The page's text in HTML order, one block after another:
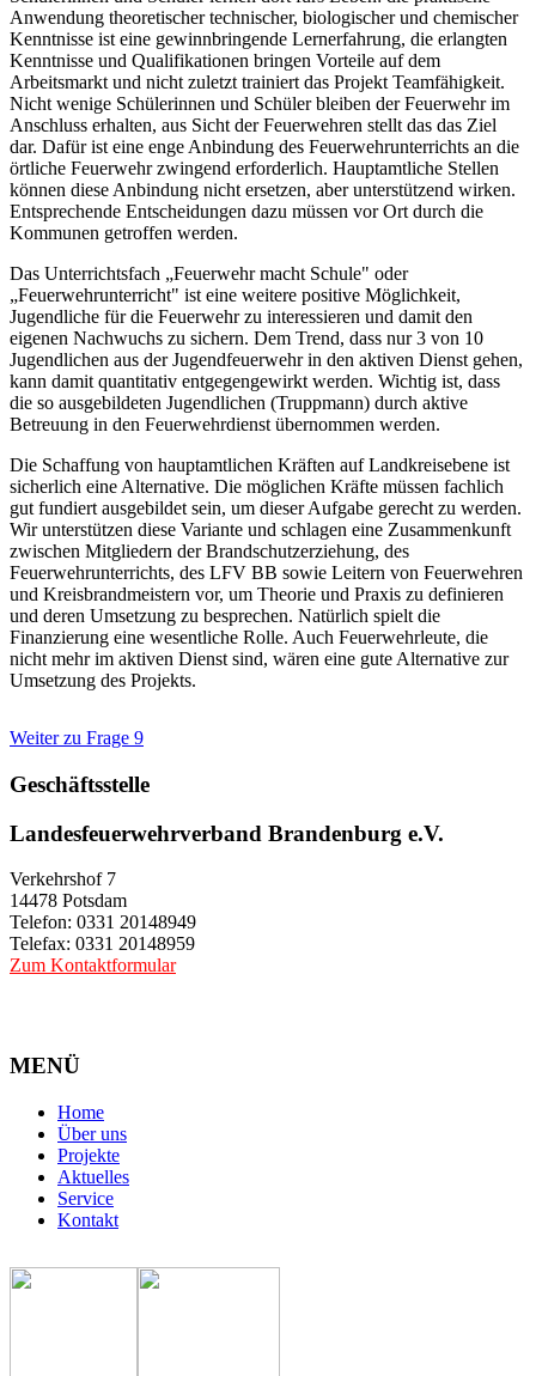
Anwendung theoretischer technischer, biologischer und chemischer
Kenntnisse ist eine gewinnbringende Lernerfahrung, die erlangten
Kenntnisse und Qualifikationen bringen Vorteile auf dem
Arbeitsmarkt und nicht zuletzt trainiert das Projekt Teamfähigkeit.
Nicht wenige Schülerinnen und Schüler bleiben der Feuerwehr im
Anschluss erhalten, aus Sicht der Feuerwehren stellt das das Ziel
dar. Dafür ist eine enge Anbindung des Feuerwehrunterrichts an die
örtliche Feuerwehr zwingend erforderlich. Hauptamtliche Stellen
können diese Anbindung nicht ersetzen, aber unterstützend wirken.
Entsprechende Entscheidungen dazu müssen vor Ort durch die
Kommunen getroffen werden.
Das Unterrichtsfach „Feuerwehr macht Schule" oder
„Feuerwehrunterricht" ist eine weitere positive Möglichkeit,
Jugendliche für die Feuerwehr zu interessieren und damit den
eigenen Nachwuchs zu sichern. Dem Trend, dass nur 3 von 10
Jugendlichen aus der Jugendfeuerwehr in den aktiven Dienst gehen,
kann damit quantitativ entgegengewirkt werden. Wichtig ist, dass
die so ausgebildeten Jugendlichen (Truppmann) durch aktive
Betreuung in den Feuerwehrdienst übernommen werden.
Die Schaffung von hauptamtlichen Kräften auf Landkreisebene ist
sicherlich eine Alternative. Die möglichen Kräfte müssen fachlich
gut fundiert ausgebildet sein, um dieser Aufgabe gerecht zu werden.
Wir unterstützen diese Variante und schlagen eine Zusammenkunft
zwischen Mitgliedern der Brandschutzerziehung, des
Feuerwehrunterrichts, des LFV BB sowie Leitern von Feuerwehren
und Kreisbrandmeistern vor, um Theorie und Praxis zu definieren
und deren Umsetzung zu besprechen. Natürlich spielt die
Finanzierung eine wesentliche Rolle. Auch Feuerwehrleute, die
nicht mehr im aktiven Dienst sind, wären eine gute Alternative zur
Umsetzung des Projekts.
Weiter zu Frage 9
Geschäftsstelle
Landesfeuerwehrverband Brandenburg e.V.
Verkehrshof 7
14478 Potsdam
Telefon: 0331 20148949
Telefax: 0331 20148959
Zum Kontaktformular
MENÜ
Home
Über uns
Projekte
Aktuelles
Service
Kontakt